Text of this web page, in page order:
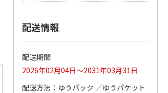
【グリーティング切
手】ハッピーグリー
850円
手】くまのプーさん
1,100円
配送情報
配送期間
2026年02月04日～2031年03月31日
配送方法
ゆうパック
ゆうパケット